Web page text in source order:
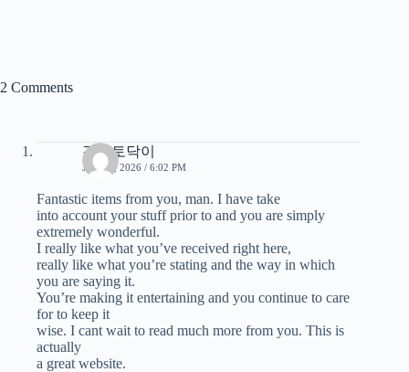
2 Comments
강남토닥이
JULY 9, 2026 / 6:02 PM
Fantastic items from you, man. I have take
into account your stuff prior to and you are simply
extremely wonderful.
I really like what you’ve received right here,
really like what you’re stating and the way in which
you are saying it.
You’re making it entertaining and you continue to care
for to keep it
wise. I cant wait to read much more from you. This is
actually
a great website.